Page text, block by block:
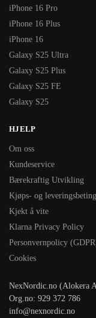
iPhone 16 Pro
iPhone 16 Plus
iPhone 16
Galaxy S25 Ultra
Galaxy S25 Plus
Galaxy S25 FE
Galaxy S25
HJELP
Om oss
Kundeservice
Bærekraftig Utvikling
Kjøps- og
Kjekt å vite
Klarna Privacy Policy
Personvernpolicy
Cookies
NexNordic.no (Alokera
Org.no: 929 372 786
info@nexnordic.no